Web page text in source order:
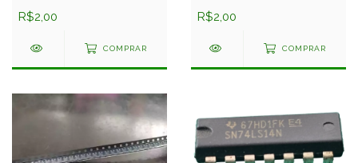
R$2,00
COMPRAR
R$2,00
COMPRAR